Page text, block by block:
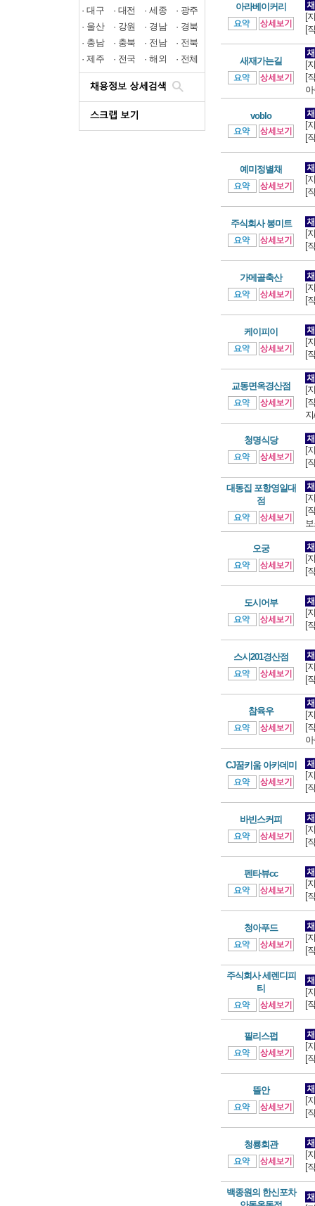
· 대구 · 대전 · 세종 · 광주
· 울산 · 강원 · 경남 · 경북
· 충남 · 충북 · 전남 · 전북
· 제주 · 전국 · 해외 · 전체
아라베이커리
[
[
새재가는길
[
[
voblo
[
[
예미정별채
[
[
주식회사 봉미트
[
[
가메골축산
[
[
케이피이
[
[
교동면옥경산점
[
[
청명식당
[
[
대동집 포항영일대
점
[
[
오궁
[
[
도시어부
[
[
스시201경산점
[
[
참육우
[
[
CJ꿈키움 아카데미
[
[
바빈스커피
[
[
펜타뷰cc
[
[
청아푸드
[
[
주식회사 세렌디피
티
[
[
필리스펍
[
[
뜰안
[
[
청룡회관
[
[
백종원의 한신포차